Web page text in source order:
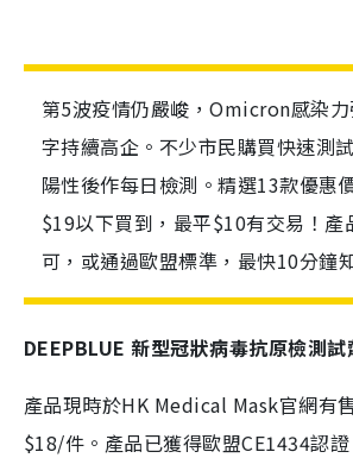
第5波疫情仍嚴峻，Omicron感染
字持續高企。不少市民購買快速測
陽性後作每日檢測。精選13款優惠
$19以下買到，最平$10有交易！產
可，或通過歐盟標準，最快10分鐘
DEEPBLUE 新型冠狀病毒抗原檢測試
產品現時於HK Medical Mask官網有
$18/件。產品已獲得歐盟CE1434認